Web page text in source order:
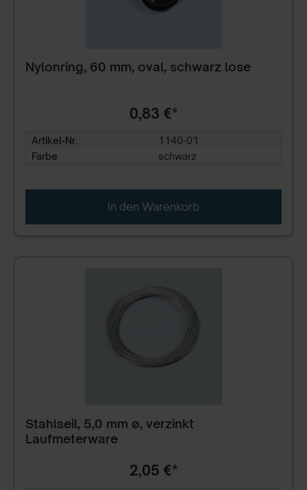
Nylonring, 60 mm, oval, schwarz lose
0,83 €*
Artikel-Nr.
1140-01
Farbe
schwarz
In den Warenkorb
Stahlseil, 5,0 mm ø, verzinkt
Laufmeterware
2,05 €*